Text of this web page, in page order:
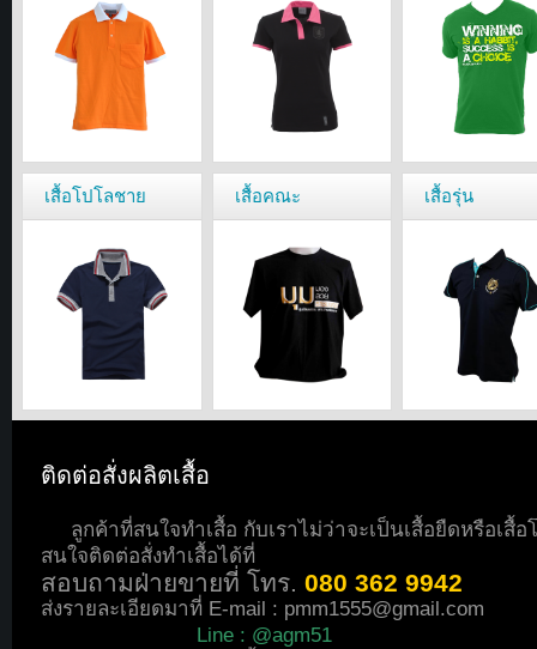
เสื้อโปโลชาย เสื้อคณะ เสื้อรุ่น
ติดต่อสั่งผลิตเสื้อ
ลูกค้าที่สนใจทำเสื้อ กับเราไม่ว่าจะเป็นเสื้อยืดหรือเสื้อ
สนใจติดต่อสั่งทำเสื้อได้ที่
สอบถามฝ่ายขายที่ โทร. 080 362 9942
ส่งรายละเอียดมาที่ E-mail : pmm1555@gmail.com
Line : @agm51